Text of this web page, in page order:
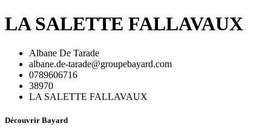
LA SALETTE FALLAVAUX
Albane De Tarade
albane.de-tarade@groupebayard.com
0789606716
38970
LA SALETTE FALLAVAUX
Découvrir Bayard